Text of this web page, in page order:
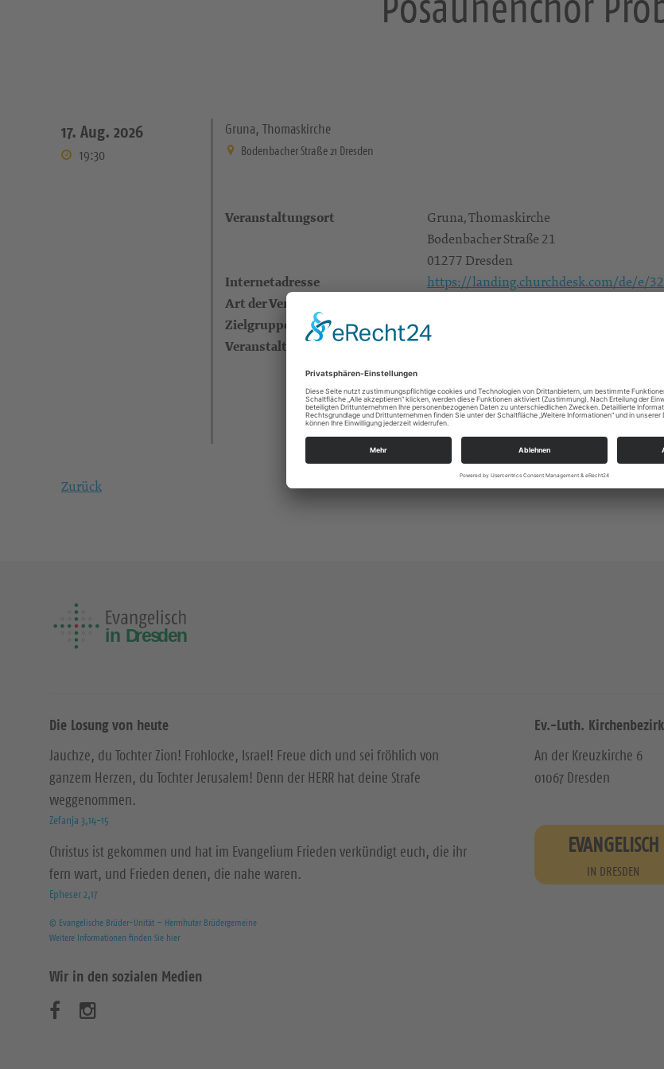
17. Aug. 2026
19:30
Gruna, Thomaskirche
Bodenbacher Straße 21 Dresden
Veranstaltungsort
Gruna, Thomaskirche
Bodenbacher Straße 21
01277 Dresden
Internetadresse https://landing.churchdesk.com/de/e/
Art der Veranstaltung
Zielgruppe Alle
Veranstalter KG Dresden-Ost
01257 Dresden
kg.dresden-ost@evlks.de
Zurück
Die Losung von heute
Jauchze, du Tochter Zion! Frohlocke, Israel! Freue dich und sei fröhlich von
ganzem Herzen, du Tochter Jerusalem! Denn der HERR hat deine Strafe
weggenommen.
Zefanja 3,14-15
Christus ist gekommen und hat im Evangelium Frieden verkündigt euch, die ihr
fern wart, und Frieden denen, die nahe waren.
Epheser 2,17
© Evangelische Brüder-Unität – Herrnhuter Brüdergemeine
Weitere Informationen finden Sie hier
Wir in den sozialen Medien
Ev.-Luth.
An der Kreuzkirche 6
01067 Dresden
EVANGELISCH
IN DRESDEN